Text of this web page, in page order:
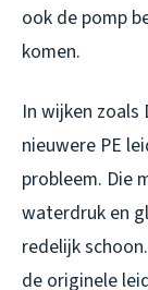
ook de pomp
komen.
In wijken
nieuwere PE
probleem. Die
waterdruk en
redelijk
de originele